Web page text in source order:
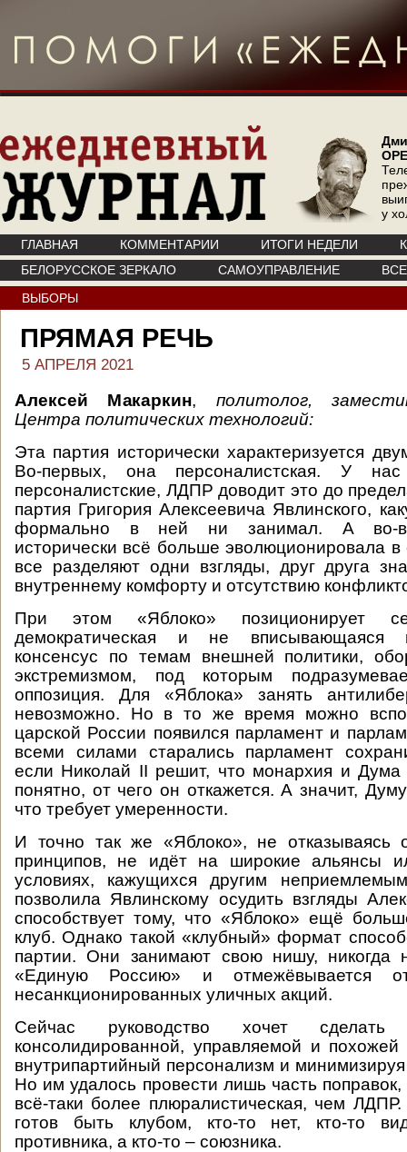
у
ГЛАВНАЯ КОММЕНТАРИИ ИТОГИ НЕДЕЛИ
БЕЛОРУССКОЕ ЗЕРКАЛО
САМОУПРАВЛЕНИЕ
ВЫБОРЫ
ПРЯМАЯ РЕЧЬ
5 АПРЕЛЯ 2021
Алексей Макаркин, политолог,
Центра политических технологий:
Эта партия исторически характеризуется
Во-первых, она персоналистская. У
персоналистские, ЛДПР доводит это до
партия Григория Алексеевича Явлинского,
формально в ней ни занимал. А во-
исторически всё больше эволюционировала в
все разделяют одни взгляды, друг друга
внутреннему комфорту и отсутствию
При этом «Яблоко» позиционирует
демократическая и не вписывающаяся
консенсус по темам внешней политики,
экстремизмом, под которым
оппозиция. Для «Яблока» занять
невозможно. Но в то же время можно
царской России появился парламент и
всеми силами старались парламент
если Николай II решит, что монархия и Дума
понятно, от чего он откажется. А значит,
что требует умеренности.
И точно так же «Яблоко», не отказываясь
принципов, не идёт на широкие альянсы
условиях, кажущихся другим
позволила Явлинскому осудить взгляды
способствует тому, что «Яблоко» ещё
клуб. Однако такой «клубный» формат
партии. Они занимают свою нишу, никогда
«Единую Россию» и отмежёвывается
несанкционированных уличных акций.
Сейчас руководство хочет
консолидированной, управляемой и
внутрипартийный персонализм и
Но им удалось провести лишь часть поправок,
всё-таки более плюралистическая, чем
готов быть клубом, кто-то нет, кто-то
противника, а кто-то – союзника.